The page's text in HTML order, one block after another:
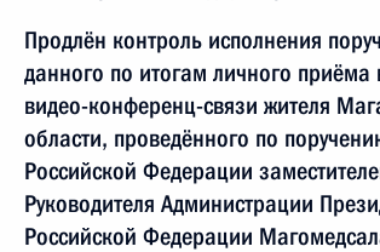
Продлён контроль исполнения
данного по итогам личного
видео-конференц-связи жителя
области, проведённого по
Российской Федерации
Руководителя Администрации
Российской Федерации